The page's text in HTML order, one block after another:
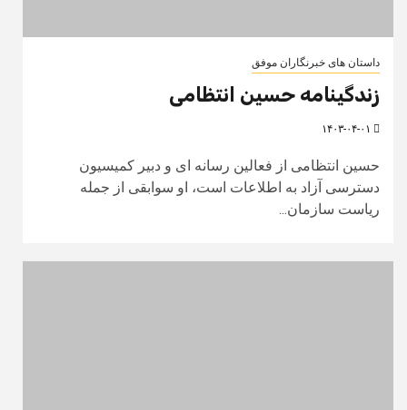
داستان های خبرنگاران موفق
زندگینامه حسین انتظامی
حسین انتظامی از فعالین رسانه ای و دبیر کمیسیون
دسترسی آزاد به اطلاعات است، او سوابقی از جمله
ریاست سازمان...